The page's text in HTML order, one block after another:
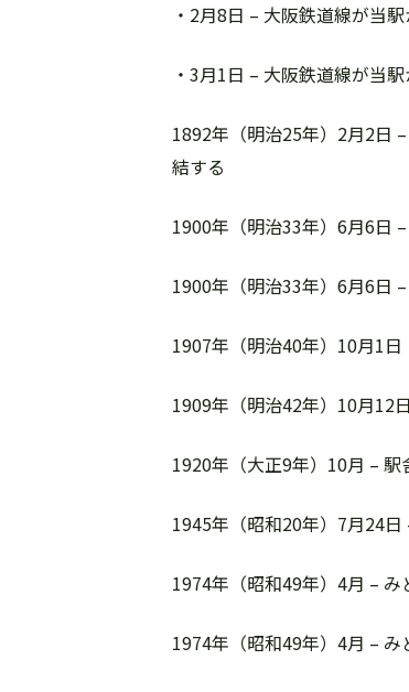
・2月8日 – 大阪鉄道線が当
・3月1日 – 大阪鉄道線が当
1892年（明治25年）2月2日
結する
1900年（明治33年）6月6日
1900年（明治33年）6月6日
1907年（明治40年）10月1日
1909年（明治42年）10月12
1920年（大正9年）10月 –
1945年（昭和20年）7月24
1974年（昭和49年）4月 – み
1974年（昭和49年）4月 – み